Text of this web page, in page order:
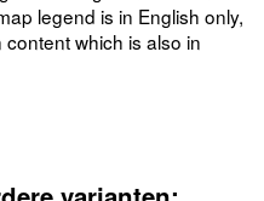
legend is in English only,
which is also in